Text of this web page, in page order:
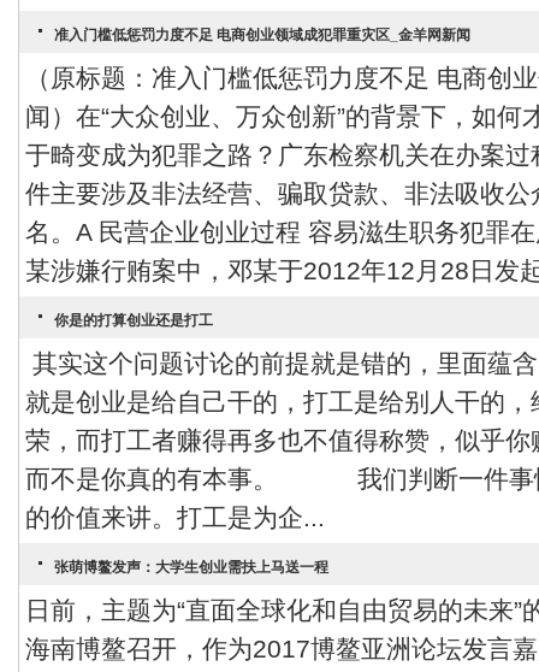
准入门槛低惩罚力度不足 电商创业领域成犯罪重灾区_金羊网新闻
（原标题：准入门槛低惩罚力度不足 电商创
闻）在“大众创业、万众创新”的背景下，如
于畸变成为犯罪之路？广东检察机关在办案
件主要涉及非法经营、骗取贷款、非法吸收
名。A 民营企业创业过程 容易滋生职务犯罪
某涉嫌行贿案中，邓某于2012年12月28日发
你是的打算创业还是打工
其实这个问题讨论的前提就是错的，里面蕴
就是创业是给自己干的，打工是给别人干的
荣，而打工者赚得再多也不值得称赞，似乎
而不是你真的有本事。 我们判断一件事
的价值来讲。打工是为企...
张萌博鳌发声：大学生创业需扶上马送一程
日前，主题为“直面全球化和自由贸易的未来
海南博鳌召开，作为2017博鳌亚洲论坛发言